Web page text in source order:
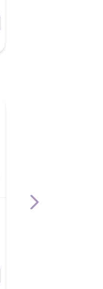
Copa Menstrual